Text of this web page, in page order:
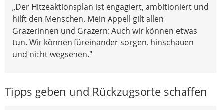
„Der Hitzeaktionsplan ist engagiert, ambitioniert und
hilft den Menschen. Mein Appell gilt allen
Grazerinnen und Grazern: Auch wir können etwas
tun. Wir können füreinander sorgen, hinschauen
und nicht wegsehen."
Tipps geben und Rückzugsorte schaffen